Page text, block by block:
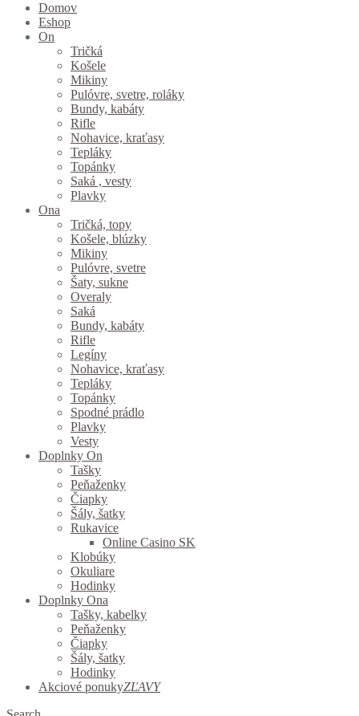
Domov
Eshop
On
Tričká
Košele
Mikiny
Pulóvre, svetre, roláky
Bundy, kabáty
Rifle
Nohavice, kraťasy
Tepláky
Topánky
Saká , vesty
Plavky
Ona
Tričká, topy
Košele, blúzky
Mikiny
Pulóvre, svetre
Šaty, sukne
Overaly
Saká
Bundy, kabáty
Rifle
Legíny
Nohavice, kraťasy
Tepláky
Topánky
Spodné prádlo
Plavky
Vesty
Doplnky On
Tašky
Peňaženky
Čiapky
Šály, šatky
Rukavice
Online Casino SK
Klobúky
Okuliare
Hodinky
Doplnky Ona
Tašky, kabelky
Peňaženky
Čiapky
Šály, šatky
Hodinky
Akciové ponukyZĽAVY